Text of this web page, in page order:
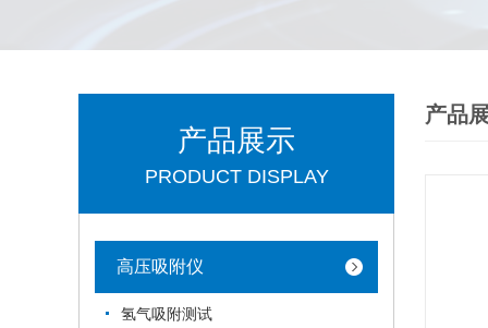
产品展示
PRODUCT DISPLAY
高压吸附仪
氢气吸附测试
产品